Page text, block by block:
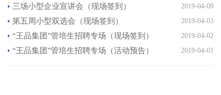
三场小型企业宣讲会（现场签到） 2019-04-09
第五周小型双选会（现场签到） 2019-04-03
“王品集团”管培生招聘专场（现场签到） 2019-04-02
“王品集团”管培生招聘专场（活动预告） 2019-04-01